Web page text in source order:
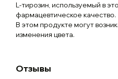
L-тирозин, используемый в
фармацевтическое качество.
В этом продукте могут
изменения цвета.
Отзывы